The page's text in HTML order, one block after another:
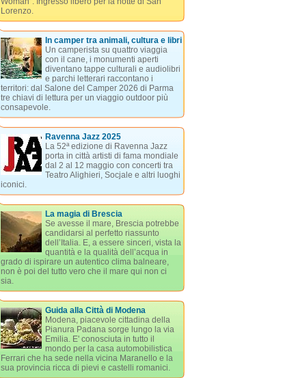
Lorenzo.
In camper tra animali, cultura e libri
Un camperista su quattro viaggia
con il cane, i monumenti aperti
diventano tappe culturali e audiolibri
e parchi letterari raccontano i
territori: dal Salone del Camper 2026 di Parma
tre chiavi di lettura per un viaggio outdoor più
consapevole.
Ravenna Jazz 2025
La 52ª edizione di Ravenna Jazz
porta in città artisti di fama mondiale
dal 2 al 12 maggio con concerti tra
Teatro Alighieri, Socjale e altri luoghi
iconici.
La magia di Brescia
Se avesse il mare, Brescia potrebbe
candidarsi al perfetto riassunto
dell’Italia. E, a essere sinceri, vista la
quantità e la qualità dell’acqua in
grado di ispirare un autentico clima balneare,
non è poi del tutto vero che il mare qui non ci
sia.
Guida alla Città di Modena
Modena, piacevole cittadina della
Pianura Padana sorge lungo la via
Emilia. E' conosciuta in tutto il
mondo per la casa automobilistica
Ferrari che ha sede nella vicina Maranello e la
sua provincia ricca di pievi e castelli romanici.